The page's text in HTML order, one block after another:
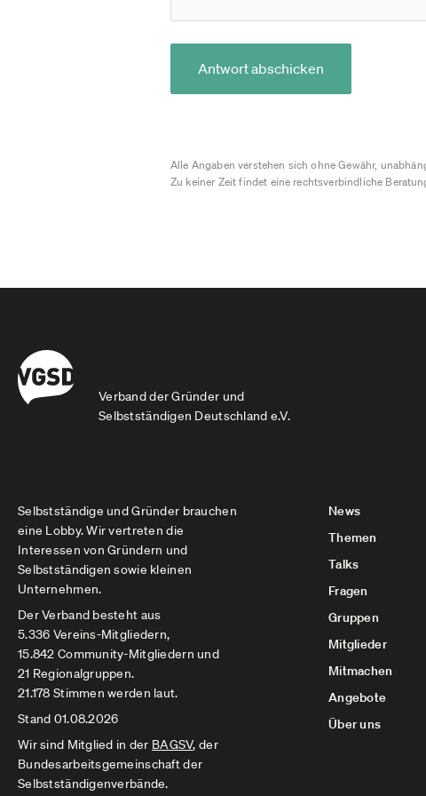
Antwort abschicken
Alle Angaben verstehen sich ohne Gewähr,
Zu keiner Zeit findet eine rechtsverbindliche
Verband der Gründer und
Selbstständigen Deutschland e.V.
Selbstständige und Gründer brauchen
eine Lobby. Wir vertreten die
Interessen von Gründern und
Selbstständigen sowie kleinen
Unternehmen.
Der Verband besteht aus
5.336 Vereins-Mitgliedern,
15.842 Community-Mitgliedern und
21 Regionalgruppen.
21.178 Stimmen werden laut.
Stand 01.08.2026
Wir sind Mitglied in der BAGSV, der
Bundesarbeitsgemeinschaft der
Selbstständigenverbände.
News
Themen
Talks
Fragen
Gruppen
Mitglieder
Mitmachen
Angebote
Über uns